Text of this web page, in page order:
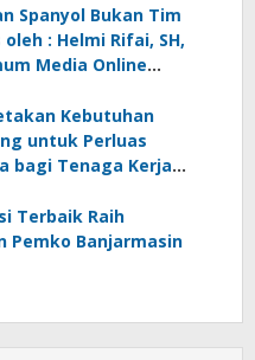
Oleh : Helmi
Spanyol Bukan Tim
: Helmi Rifai, SH,
Media Online
Kebutuhan
untuk Perluas
bagi Tenaga Kerja
Terbaik Raih
Pemko Banjarmasin